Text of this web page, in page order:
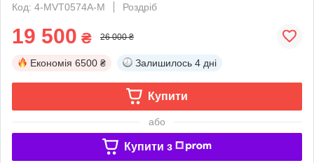
Код: 4-MVT0574A-M
Роздріб
19 500 ₴ 26 000 ₴
Економія 6500 ₴ Залишилось 4 дні
Купити
або
Купити з